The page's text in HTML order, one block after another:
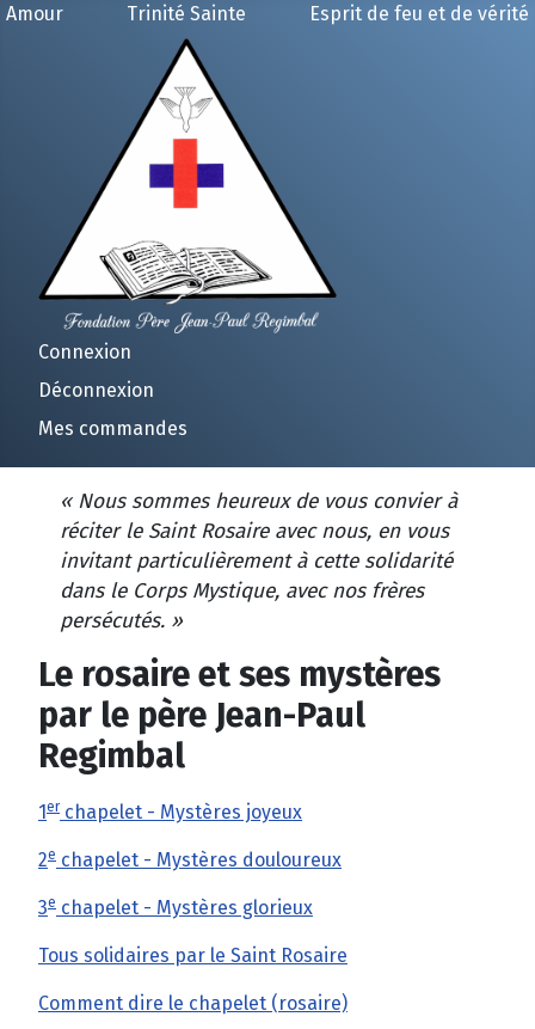
Amour Trinité Sainte Esprit de feu et de vérité
Connexion
Déconnexion
Mes commandes
« Nous sommes heureux de vous convier à
réciter le Saint Rosaire avec nous, en vous
invitant particulièrement à cette solidarité
dans le Corps Mystique, avec nos frères
persécutés. »
Le rosaire et ses mystères
par le père Jean-Paul
Regimbal
1erchapelet - Mystères joyeux
2e chapelet - Mystères douloureux
3e chapelet - Mystères glorieux
Tous solidaires par le Saint Rosaire
Comment dire le chapelet (rosaire)